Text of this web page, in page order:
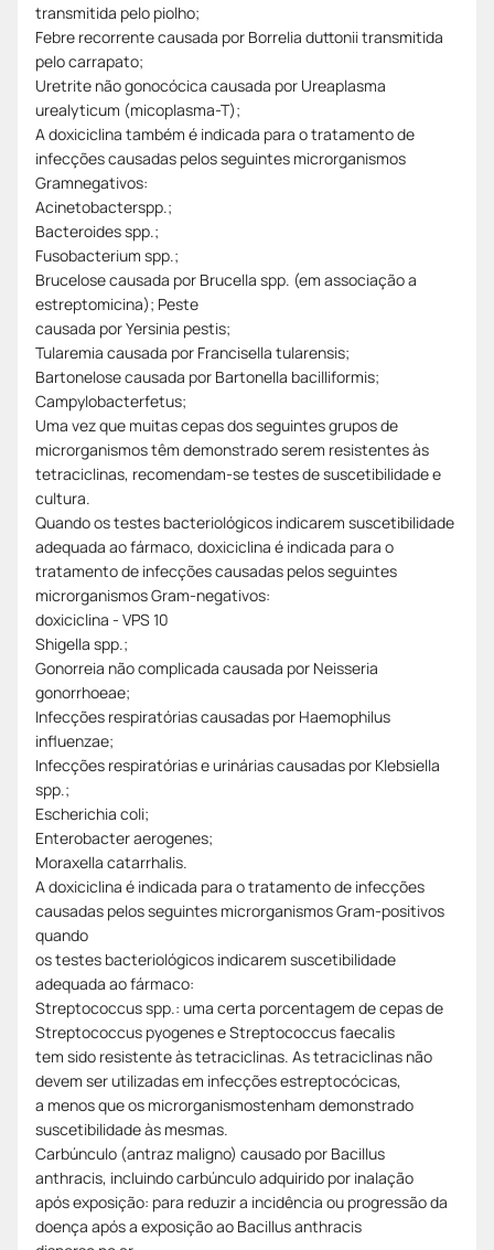
transmitida pelo piolho;
Febre recorrente causada por Borrelia duttonii transmitida
pelo carrapato;
Uretrite não gonocócica causada por Ureaplasma
urealyticum (micoplasma-T);
A doxiciclina também é indicada para o tratamento de
infecções causadas pelos seguintes microrganismos
Gramnegativos:
Acinetobacterspp.;
Bacteroides spp.;
Fusobacterium spp.;
Brucelose causada por Brucella spp. (em associação a
estreptomicina); Peste
causada por Yersinia pestis;
Tularemia causada por Francisella tularensis;
Bartonelose causada por Bartonella bacilliformis;
Campylobacterfetus;
Uma vez que muitas cepas dos seguintes grupos de
microrganismos têm demonstrado serem resistentes às
tetraciclinas, recomendam-se testes de suscetibilidade e
cultura.
Quando os testes bacteriológicos indicarem suscetibilidade
adequada ao fármaco, doxiciclina é indicada para o
tratamento de infecções causadas pelos seguintes
microrganismos Gram-negativos:
doxiciclina - VPS 10
Shigella spp.;
Gonorreia não complicada causada por Neisseria
gonorrhoeae;
Infecções respiratórias causadas por Haemophilus
influenzae;
Infecções respiratórias e urinárias causadas por Klebsiella
spp.;
Escherichia coli;
Enterobacter aerogenes;
Moraxella catarrhalis.
A doxiciclina é indicada para o tratamento de infecções
causadas pelos seguintes microrganismos Gram-positivos
quando
os testes bacteriológicos indicarem suscetibilidade
adequada ao fármaco:
Streptococcus spp.: uma certa porcentagem de cepas de
Streptococcus pyogenes e Streptococcus faecalis
tem sido resistente às tetraciclinas. As tetraciclinas não
devem ser utilizadas em infecções estreptocócicas,
a menos que os microrganismostenham demonstrado
suscetibilidade às mesmas.
Carbúnculo (antraz maligno) causado por Bacillus
anthracis, incluindo carbúnculo adquirido por inalação
após exposição: para reduzir a incidência ou progressão da
doença após a exposição ao Bacillus anthracis